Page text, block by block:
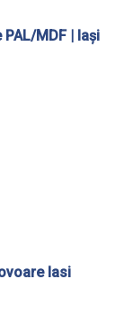
MDF | Iași
Iasi